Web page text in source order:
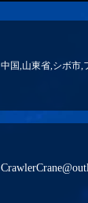
中国,山東省,シボ市,